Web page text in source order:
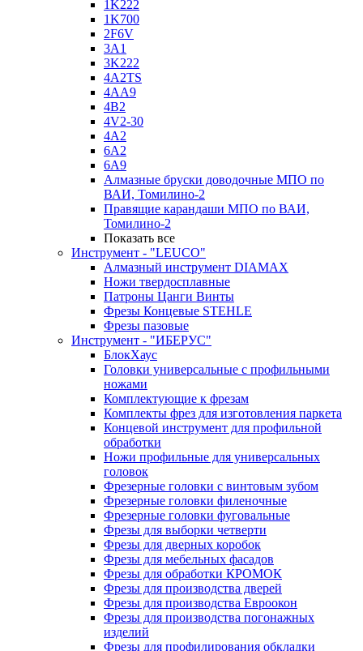
1K222
1K700
2F6V
3A1
3K222
4A2TS
4AA9
4B2
4V2-30
4А2
6A2
6A9
Алмазные бруски доводочные МПО по
ВАИ, Томилино-2
Правящие карандаши МПО по ВАИ,
Томилино-2
Показать все
Инструмент - "LEUCO"
Алмазный инструмент DIAMAX
Ножи твердосплавные
Патроны Цанги Винты
Фрезы Концевые STEHLE
Фрезы пазовые
Инструмент - "ИБЕРУС"
БлокХаус
Головки универсальные с профильными
ножами
Комплектующие к фрезам
Комплекты фрез для изготовления паркета
Концевой инструмент для профильной
обработки
Ножи профильные для универсальных
головок
Фрезерные головки с винтовым зубом
Фрезерные головки филеночные
Фрезерные головки фуговальные
Фрезы для выборки четверти
Фрезы для дверных коробок
Фрезы для мебельных фасадов
Фрезы для обработки КРОМОК
Фрезы для производства дверей
Фрезы для производства Евроокон
Фрезы для производства погонажных
изделий
Фрезы для профилирования обкладки